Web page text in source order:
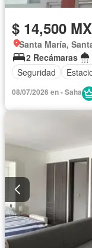
$ 14,500
Santa María,
2 Recámaras
Seguridad
08/07/2026 en - Saha